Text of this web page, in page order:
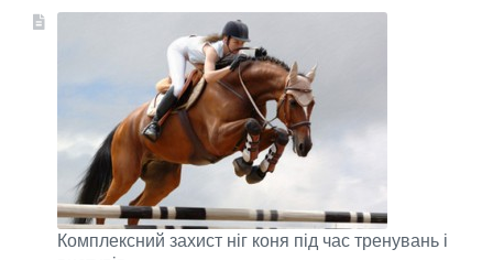
Комплексний захист ніг коня під час тренувань і